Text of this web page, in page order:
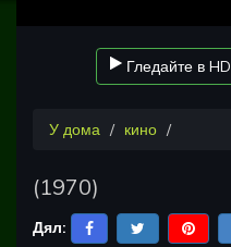
Гледайте в HD
У дома кино
(1970)
Дял: